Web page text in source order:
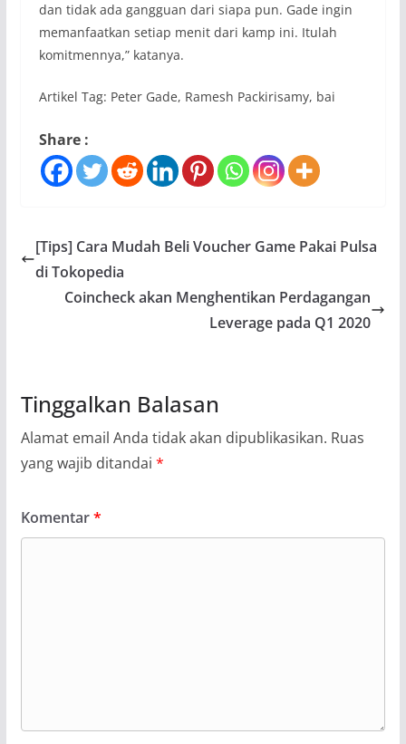
dan tidak ada gangguan dari siapa pun. Gade ingin
memanfaatkan setiap menit dari kamp ini. Itulah
komitmennya,” katanya.
Artikel Tag: Peter Gade, Ramesh Packirisamy, bai
Share :
[Tips] Cara Mudah Beli Voucher Game Pakai Pulsa
di Tokopedia
Coincheck akan Menghentikan Perdagangan
Leverage pada Q1 2020
Tinggalkan Balasan
Alamat email Anda tidak akan dipublikasikan. Ruas
yang wajib ditandai *
Komentar*